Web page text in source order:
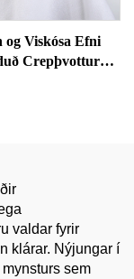
og Viskósa Efni
Crepþvottur
valdar fyrir
klárar. Nýjungar í
sem